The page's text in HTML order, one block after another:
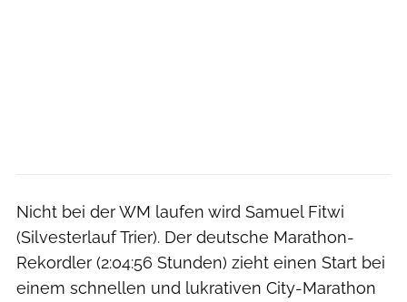
Nicht bei der WM laufen wird Samuel Fitwi
(Silvesterlauf Trier). Der deutsche Marathon-
Rekordler (2:04:56 Stunden) zieht einen Start bei
einem schnellen und lukrativen City-Marathon